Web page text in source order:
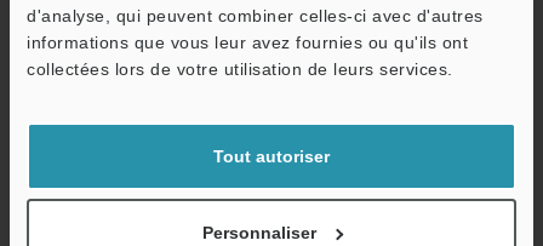
d'analyse, qui peuvent combiner celles-ci avec d'autres
informations que vous leur avez fournies ou qu'ils ont
collectées lors de votre utilisation de leurs services.
Tout autoriser
Personnaliser